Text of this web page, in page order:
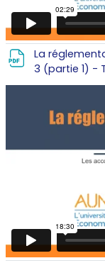
La
3 (partie 1) -